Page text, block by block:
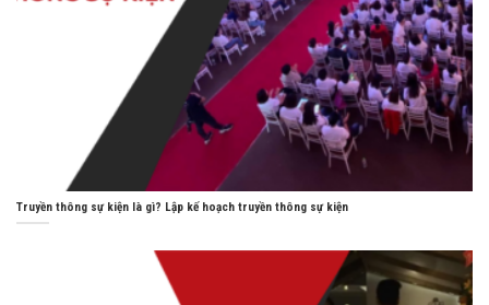
Truyền thông sự kiện là gì? Lập kế hoạch truyền thông sự kiện